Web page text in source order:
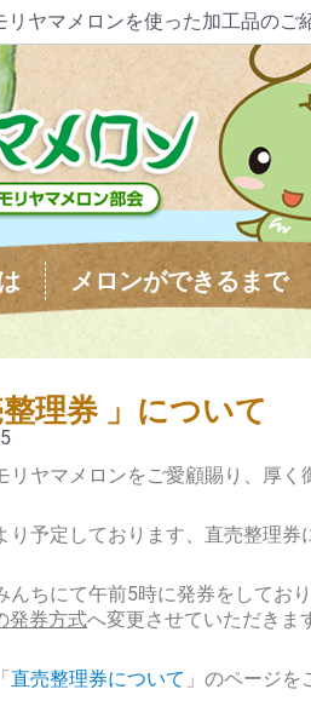
ヤマメロンを使った加工品のご
メロンができるまで
整理券 」について
リヤマメロンをご愛顧賜り、厚く
り予定しております、直売整理券
んちにて午前5時に発券をしてお
発券方式へ変更させていただきま
直売整理券について 」のページを